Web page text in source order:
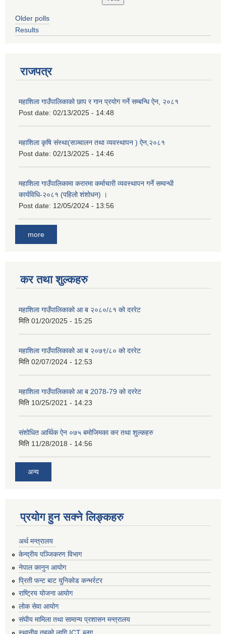
Older polls
Results
राजपत्र
महाशिला गाउँपालिकाको छाप र गान प्रयोग गर्ने सम्बन्धि ऐन, २०८१
Post date: 02/13/2025 - 14:48
महाशिला कृषि संस्था(सञ्चालन तथा व्यवस्थापन ) ऐन,२०८१
Post date: 02/13/2025 - 14:46
महाशिला गाउँपालिकामा करारमा कर्माचारी व्यवस्थापन गर्ने सम्वन्धी
कार्यविधि-२०८१ (पहिलो शंशोधन) ।
Post date: 12/05/2024 - 13:56
more
कर तथा शुल्कहरु
महाशिला गाउँपालिकाको आ ब २०८०/८१ को दररेट
मिति 01/20/2025 - 15:25
महाशिला गाउँपालिकाको आ ब २०७९/८० को दररेट
मिति 02/07/2024 - 12:53
महाशिला गाउँपालिकाको आ ब 2078-79 को दररेट
मिति 10/25/2021 - 14:23
संशोधित आर्थिक ऐन ०७५ बमोजिमका कर तथा शुल्कहरु
मिति 11/28/2018 - 14:56
अन्य
प्रयोग हुन सक्ने लिङ्कहरु
अर्थ मन्त्रालय
केन्द्रीय पञ्जिकरण विभाग
नेपाल कानुन आयोग
प्रिती फन्ट बाट युनिकोड कन्भर्रटर
राष्ट्रिय योजना आयोग
लोक सेवा आयोग
संघीय मामिला तथा सामान्य प्रशासन मन्त्रालय
स्थानीय तहको लागि ICT ब्लग